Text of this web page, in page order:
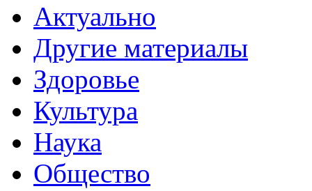
Актуально
Другие материалы
Здоровье
Культура
Наука
Общество